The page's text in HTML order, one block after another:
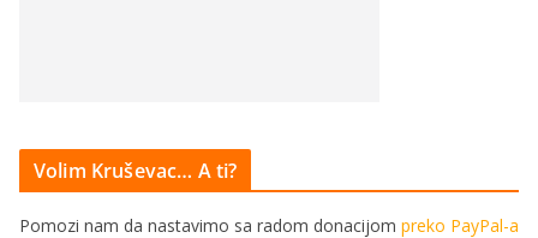
Volim Kruševac… A ti?
Pomozi nam da nastavimo sa radom donacijom preko PayPal-a